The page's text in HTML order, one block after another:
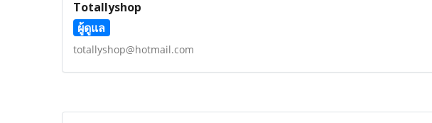
Totallyshop
ผู้ดูแล
totallyshop@hotmail.com